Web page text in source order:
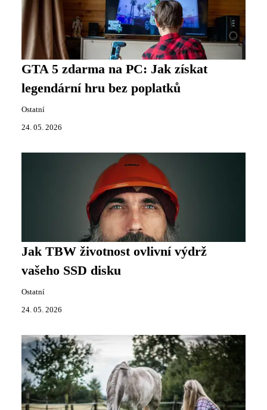
GTA 5 zdarma na PC: Jak získat
legendární hru bez poplatků
Ostatní
24. 05. 2026
Jak TBW životnost ovlivní výdrž
vašeho SSD disku
Ostatní
24. 05. 2026